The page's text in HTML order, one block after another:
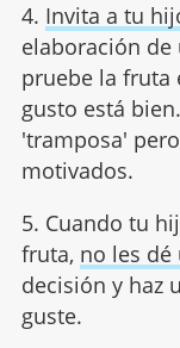
4. Invita a tu
elaboración de
pruebe la fruta
gusto está
'tramposa'
motivados.
5. Cuando tu
fruta, no les
decisión y haz
guste.